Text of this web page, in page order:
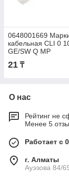
0648001669
кабельная CLI 0
GE/SW Q MP
21 ₸
О нас
Рейтинг не
Менее 5
Работает с
г. Алматы
Ауэзова 84/